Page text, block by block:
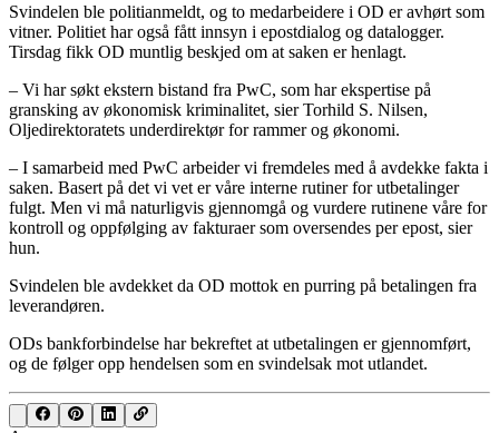
Svindelen ble politianmeldt, og to medarbeidere i OD er avhørt som
vitner. Politiet har også fått innsyn i epostdialog og datalogger.
Tirsdag fikk OD muntlig beskjed om at saken er henlagt.
– Vi har søkt ekstern bistand fra PwC, som har ekspertise på
gransking av økonomisk kriminalitet, sier Torhild S. Nilsen,
Oljedirektoratets underdirektør for rammer og økonomi.
– I samarbeid med PwC arbeider vi fremdeles med å avdekke fakta i
saken. Basert på det vi vet er våre interne rutiner for utbetalinger
fulgt. Men vi må naturligvis gjennomgå og vurdere rutinene våre for
kontroll og oppfølging av fakturaer som oversendes per epost, sier
hun.
Svindelen ble avdekket da OD mottok en purring på betalingen fra
leverandøren.
ODs bankforbindelse har bekreftet at utbetalingen er gjennomført,
og de følger opp hendelsen som en svindelsak mot utlandet.